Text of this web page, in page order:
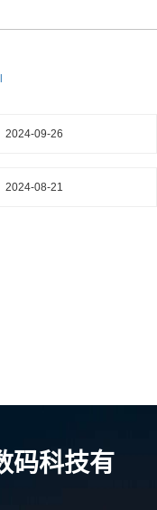
2024-09-26
2024-08-21
码科技有